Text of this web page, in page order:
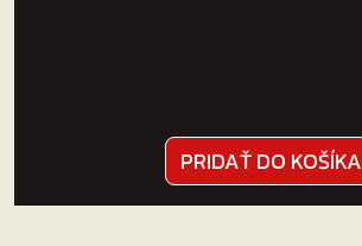
PRIDAŤ DO KOŠÍKA